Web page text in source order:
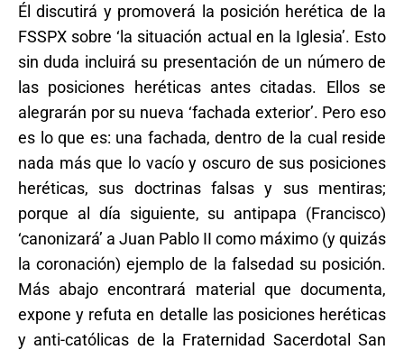
Él discutirá y promoverá la posición herética de la
FSSPX sobre ‘la situación actual en la Iglesia’. Esto
sin duda incluirá su presentación de un número de
las posiciones heréticas antes citadas. Ellos se
alegrarán por su nueva ‘fachada exterior’. Pero eso
es lo que es: una fachada, dentro de la cual reside
nada más que lo vacío y oscuro de sus posiciones
heréticas, sus doctrinas falsas y sus mentiras;
porque al día siguiente, su antipapa (Francisco)
‘canonizará’ a Juan Pablo II como máximo (y quizás
la coronación) ejemplo de la falsedad su posición.
Más abajo encontrará material que documenta,
expone y refuta en detalle las posiciones heréticas
y anti-católicas de la Fraternidad Sacerdotal San